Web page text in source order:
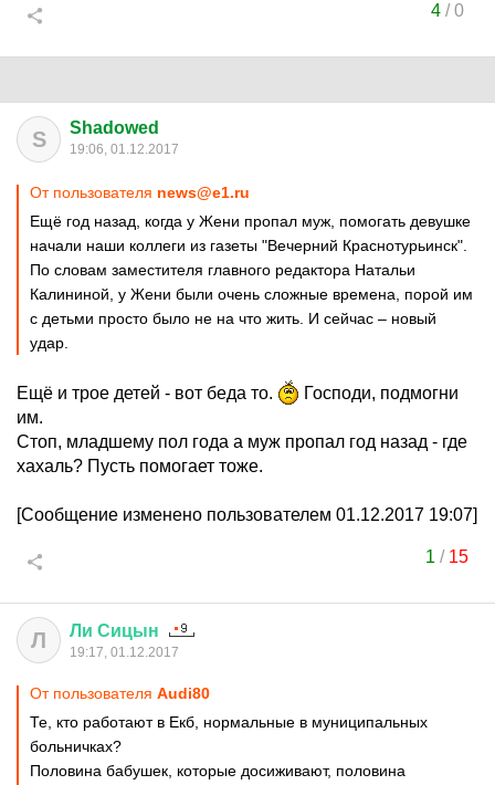
4/0
S Shadowed
19:06, 01.12.2017
От пользователя news@e1.ru
Ещё год назад, когда у Жени пропал муж, помогать девушке
начали наши коллеги из газеты "Вечерний Краснотурьинск".
По словам заместителя главного редактора Натальи
Калининой, у Жени были очень сложные времена, порой им
с детьми просто было не на что жить. И сейчас – новый
удар.
Ещё и трое детей - вот беда то.
Господи, подмогни
им.
Стоп, младшему пол года а муж пропал год назад - где
хахаль? Пусть помогает тоже.
[Сообщение изменено пользователем 01.12.2017 19:07]
1 / 15
Л Ли Сицын
19:17, 01.12.2017
От пользователя Audi80
Те, кто работают в Екб, нормальные в муниципальных
больничках?
Половина бабушек, которые досиживают, половина